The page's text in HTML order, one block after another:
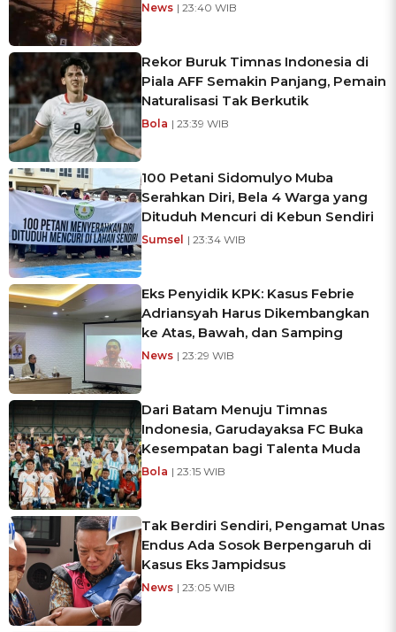
News | 23:40 WIB
Rekor Buruk Timnas Indonesia di
Piala AFF Semakin Panjang, Pemain
Naturalisasi Tak Berkutik
Bola | 23:39 WIB
100 Petani Sidomulyo Muba
Serahkan Diri, Bela 4 Warga yang
Dituduh Mencuri di Kebun Sendiri
Sumsel | 23:34 WIB
Eks Penyidik KPK: Kasus Febrie
Adriansyah Harus Dikembangkan
ke Atas, Bawah, dan Samping
News | 23:29 WIB
Dari Batam Menuju Timnas
Indonesia, Garudayaksa FC Buka
Kesempatan bagi Talenta Muda
Bola | 23:15 WIB
Tak Berdiri Sendiri, Pengamat Unas
Endus Ada Sosok Berpengaruh di
Kasus Eks Jampidsus
News | 23:05 WIB